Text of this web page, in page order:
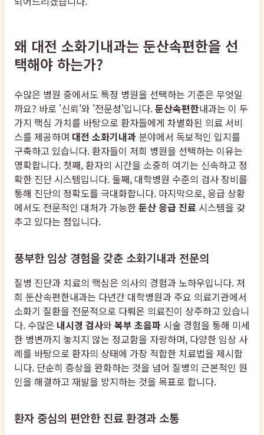
왜 대전 소화기내과는 둔산속편한을 선
택해야 하는가?
수많은 병원 중에서도 특정 병원을 선택하는 기준은 무엇일
까요? 바로 '신뢰'와 '전문성'입니다.둔산속편한내과는 이 두
가지 핵심 가치를 바탕으로 환자들에게 차별화된 의료 서비
스를 제공하며 대전 소화기내과 분야에서 독보적인 입지를
구축하고 있습니다. 환자들이 저희 병원을 선택하는 이유는
명확합니다. 첫째, 환자의 시간을 소중히 여기는 신속하고 정
확한 진단 시스템입니다. 둘째, 대학병원 수준의 검사 장비를
통해 진단의 정확도를 극대화합니다. 마지막으로, 응급 상황
에서도 전문적인 대처가 가능한둔산 응급 진료 시스템을 갖
추고 있다는 점입니다.
풍부한 임상 경험을 갖춘 소화기내과 전문의
질병 진단과 치료의 핵심은 의사의 경험과 노하우입니다. 저
희 둔산속편한내과는 다년간 대학병원과 주요 의료기관에서
소화기 질환을 전문적으로 다뤄온 의료진이 상주하고 있습니
다. 수많은 내시경 검사와 복부 초음파 시술 경험을 통해 미세
한 병변까지 놓치지 않는 정교함을 자랑하며, 다양한 임상 사
례를 바탕으로 환자의 상태에 가장 적합한 치료법을 제시합
니다. 단순히 증상을 완화하는 것을 넘어 질병의 근본적인 원
인을 해결하고 재발을 방지하는 것을 목표로 합니다.
환자 중심의 편안한 진료 환경과 소통